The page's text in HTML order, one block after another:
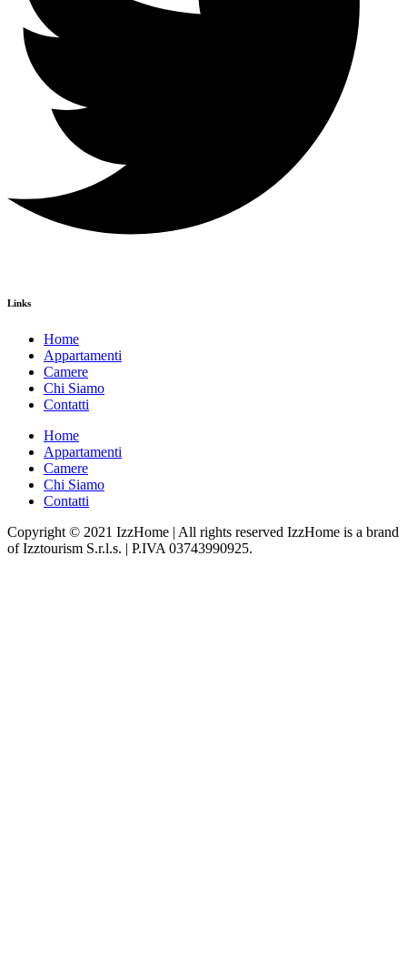
Links
Home
Appartamenti
Camere
Chi Siamo
Contatti
Home
Appartamenti
Camere
Chi Siamo
Contatti
Copyright © 2021 IzzHome | All rights reserved IzzHome is a brand
of Izztourism S.r.l.s. | P.IVA 03743990925.